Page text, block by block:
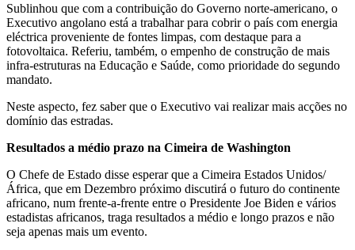
Sublinhou que com a contribuição do Governo norte-americano, o
Executivo angolano está a trabalhar para cobrir o país com energia
eléctrica proveniente de fontes limpas, com destaque para a
fotovoltaica. Referiu, também, o empenho de construção de mais
infra-estruturas na Educação e Saúde, como prioridade do segundo
mandato.
Neste aspecto, fez saber que o Executivo vai realizar mais acções no
domínio das estradas.
Resultados a médio prazo na Cimeira de Washington
O Chefe de Estado disse esperar que a Cimeira Estados Unidos/
África, que em Dezembro próximo discutirá o futuro do continente
africano, num frente-a-frente entre o Presidente Joe Biden e vários
estadistas africanos, traga resultados a médio e longo prazos e não
seja apenas mais um evento.